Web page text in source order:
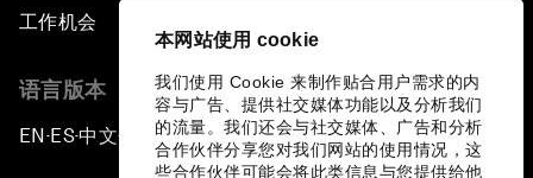
本网站使用 cookie
我们使用 Cookie 来制作贴合用户需求的内
容与广告、提供社交媒体功能以及分析我们
的流量。我们还会与社交媒体、广告和分析
合作伙伴分享您对我们网站的使用情况，这
些合作伙伴可能会将此类信息与您提供给他
工作机会
语言版本
EN ▪ES▪中文▪ 日本語